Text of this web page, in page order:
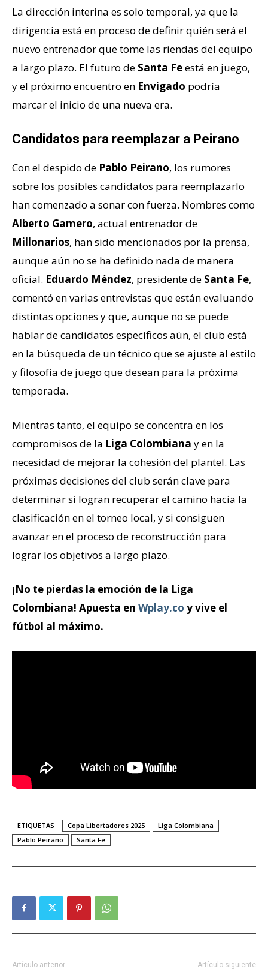
La dirección interina es solo temporal, ya que la
dirigencia está en proceso de definir quién será el
nuevo entrenador que tome las riendas del equipo
a largo plazo. El futuro de Santa Feestá en juego,
y el próximo encuentro en Envigado podría
marcar el inicio de una nueva era.
Candidatos para reemplazar a Peirano
Con el despido de Pablo Peirano, los rumores
sobre los posibles candidatos para reemplazarlo
han comenzado a sonar con fuerza. Nombres como
Alberto Gamero, actual entrenador de
Millonarios, han sido mencionados por la prensa,
aunque aún no se ha definido nada de manera
oficial. Eduardo Méndez, presidente de Santa Fe,
comentó en varias entrevistas que están evaluando
distintas opciones y que, aunque no se puede
hablar de candidatos específicos aún, el club está
en la búsqueda de un técnico que se ajuste al estilo
y filosofía de juego que desean para la próxima
temporada.
Mientras tanto, el equipo se concentra en los
compromisos de la Liga Colombiana y en la
necesidad de mejorar la cohesión del plantel. Las
próximas decisiones del club serán clave para
determinar si logran recuperar el camino hacia la
clasificación en el torneo local, y si consiguen
avanzar en el proceso de reconstrucción para
lograr los objetivos a largo plazo.
¡No te pierdas la emoción de la Liga
Colombiana! Apuesta en Wplay.co y vive el
fútbol al máximo.
ETIQUETAS Copa Libertadores 2025
Liga Colombiana
Pablo Peirano
Santa Fe
Artículo anterior Artículo siguiente